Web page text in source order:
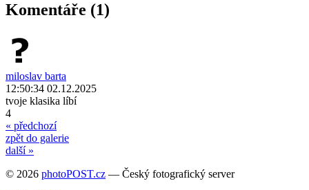
Komentáře (1)
miloslav barta
12:50:34 02.12.2025
tvoje klasika líbí
4
« předchozí
zpět do galerie
další »
© 2026 photoPOST.cz — Český fotografický server